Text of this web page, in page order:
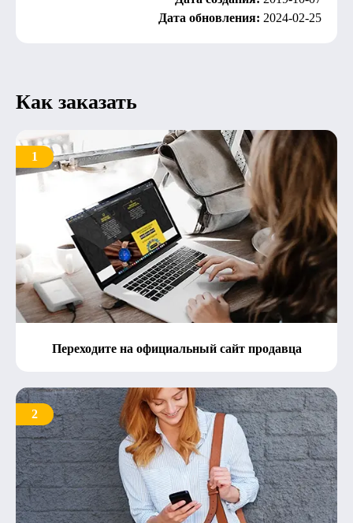
Дата обновления: 2024-02-25
Как заказать
1
Переходите на официальный сайт продавца
2